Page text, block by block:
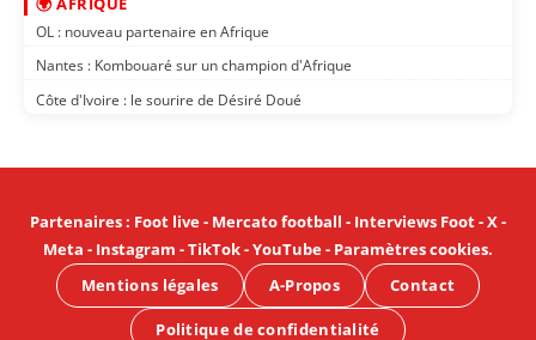
OL : nouveau partenaire en Afrique
Nantes : Kombouaré sur un champion d'Afrique
Côte d'Ivoire : le sourire de Désiré Doué
Partenaires: Foot live- Mercato football - Interviews Foot-X-
Meta - Instagram -TikTok-YouTube- Paramètres cookies.
Mentions légales
A-Propos Contact
Politique de confidentialité